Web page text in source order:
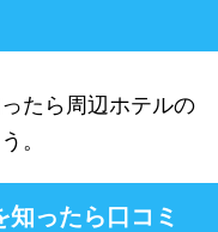
たら周辺ホテルの
。
知ったら口コミ